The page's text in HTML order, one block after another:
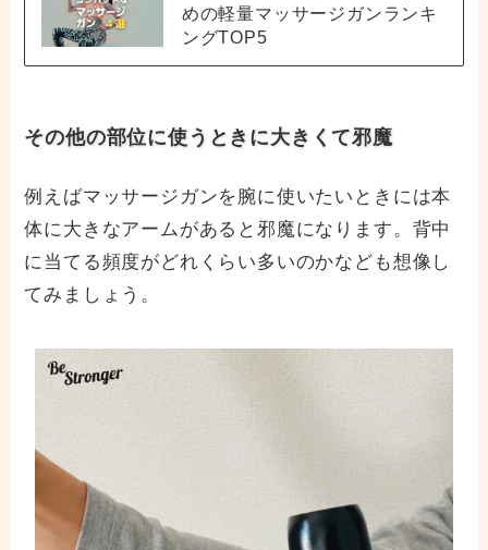
めの軽量マッサージガンランキ
ングTOP5
その他の部位に使うときに大きくて邪魔
例えばマッサージガンを腕に使いたいときには本
体に大きなアームがあると邪魔になります。背中
に当てる頻度がどれくらい多いのかなども想像し
てみましょう。